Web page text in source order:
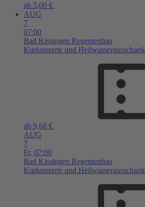
ab 5,00 €
AUG
7
07:00
Bad Kissingen Regentenbau
Kurkonzerte und Heilwasserausschank
ab 9,68 €
AUG
7
Fr, 07:00
Bad Kissingen Regentenbau
Kurkonzerte und Heilwasserausschank